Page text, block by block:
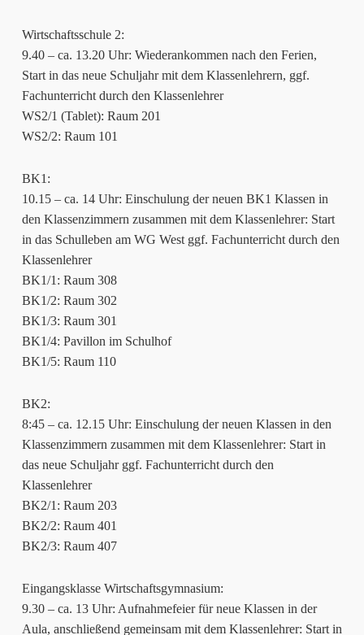
Wirtschaftsschule 2:
9.40 – ca. 13.20 Uhr: Wiederankommen nach den Ferien,
Start in das neue Schuljahr mit dem Klassenlehrern, ggf.
Fachunterricht durch den Klassenlehrer
WS2/1 (Tablet): Raum 201
WS2/2: Raum 101
BK1:
10.15 – ca. 14 Uhr: Einschulung der neuen BK1 Klassen in
den Klassenzimmern zusammen mit dem Klassenlehrer: Start
in das Schulleben am WG West ggf. Fachunterricht durch den
Klassenlehrer
BK1/1: Raum 308
BK1/2: Raum 302
BK1/3: Raum 301
BK1/4: Pavillon im Schulhof
BK1/5: Raum 110
BK2:
8:45 – ca. 12.15 Uhr: Einschulung der neuen Klassen in den
Klassenzimmern zusammen mit dem Klassenlehrer: Start in
das neue Schuljahr ggf. Fachunterricht durch den
Klassenlehrer
BK2/1: Raum 203
BK2/2: Raum 401
BK2/3: Raum 407
Eingangsklasse Wirtschaftsgymnasium:
9.30 – ca. 13 Uhr: Aufnahmefeier für neue Klassen in der
Aula, anschließend gemeinsam mit dem Klassenlehrer: Start in